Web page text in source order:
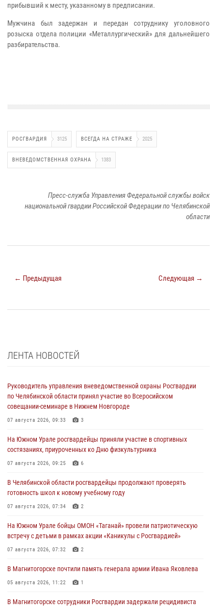
прибывший к месту, указанному в предписании.
Мужчина был задержан и передан сотруднику уголовного
розыска отдела полиции «Металлургический» для дальнейшего
разбирательства.
РОСГВАРДИЯ 3125 ВСЕГДА НА СТРАЖЕ 2025
ВНЕВЕДОМСТВЕННАЯ ОХРАНА 1383
Пресс-служба Управления Федеральной службы войск
национальной гвардии Российской Федерации по Челябинской
области
← Предыдущая Следующая →
ЛЕНТА НОВОСТЕЙ
Руководитель управления вневедомственной охраны Росгвардии
по Челябинской области принял участие во Всеросийском
совещании-семинаре в Нижнем Новгороде
07 августа 2026, 09:33 3
На Южном Урале росгвардейцы приняли участие в спортивных
состязаниях, приуроченных ко Дню физкультурника
07 августа 2026, 09:25 6
В Челябинской области росгвардейцы продолжают проверять
готовность школ к новому учебному году
07 августа 2026, 07:34 2
На Южном Урале бойцы ОМОН «Таганай» провели патриотическую
встречу с детьми в рамках акции «Каникулы с Росгвардией»
07 августа 2026, 07:32 2
В Магнитогорске почтили память генерала армии Ивана Яковлева
05 августа 2026, 11:22 1
В Магнитогорске сотрудники Росгвардии задержали рецидивиста